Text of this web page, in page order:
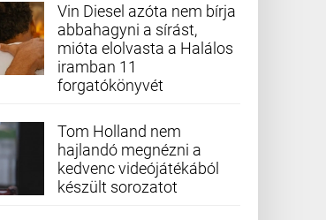
Vin Diesel azóta nem bírja
abbahagyni a sírást,
mióta elolvasta a Halálos
iramban 11
forgatókönyvét
Tom Holland nem
hajlandó megnézni a
kedvenc videójátékából
készült sorozatot